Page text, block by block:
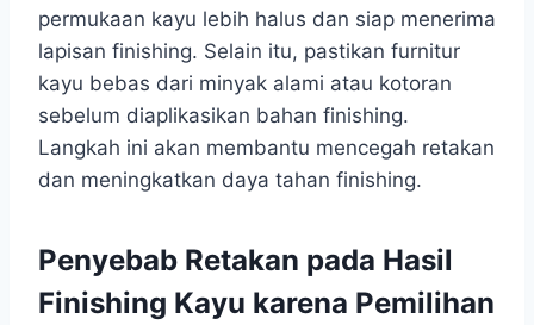
permukaan kayu lebih halus dan siap menerima
lapisan finishing. Selain itu, pastikan furnitur
kayu bebas dari minyak alami atau kotoran
sebelum diaplikasikan bahan finishing.
Langkah ini akan membantu mencegah retakan
dan meningkatkan daya tahan finishing.
Penyebab Retakan pada Hasil
Finishing Kayu karena Pemilihan